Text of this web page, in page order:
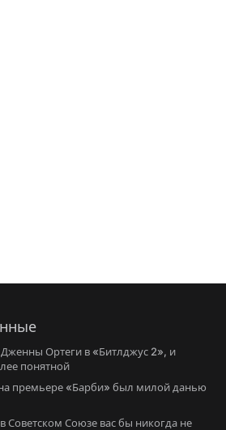
Ортеги в «Битлджус 2», и
понятной
премьере «Барби» был милой данью
Советском Союзе вас бы никогда не